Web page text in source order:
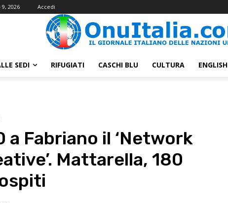
2026 Accedi
SEDI RIFUGIATI CASCHI BLU CULTURA ENGLISH
a Fabriano il ‘Network
Mattarella, 180